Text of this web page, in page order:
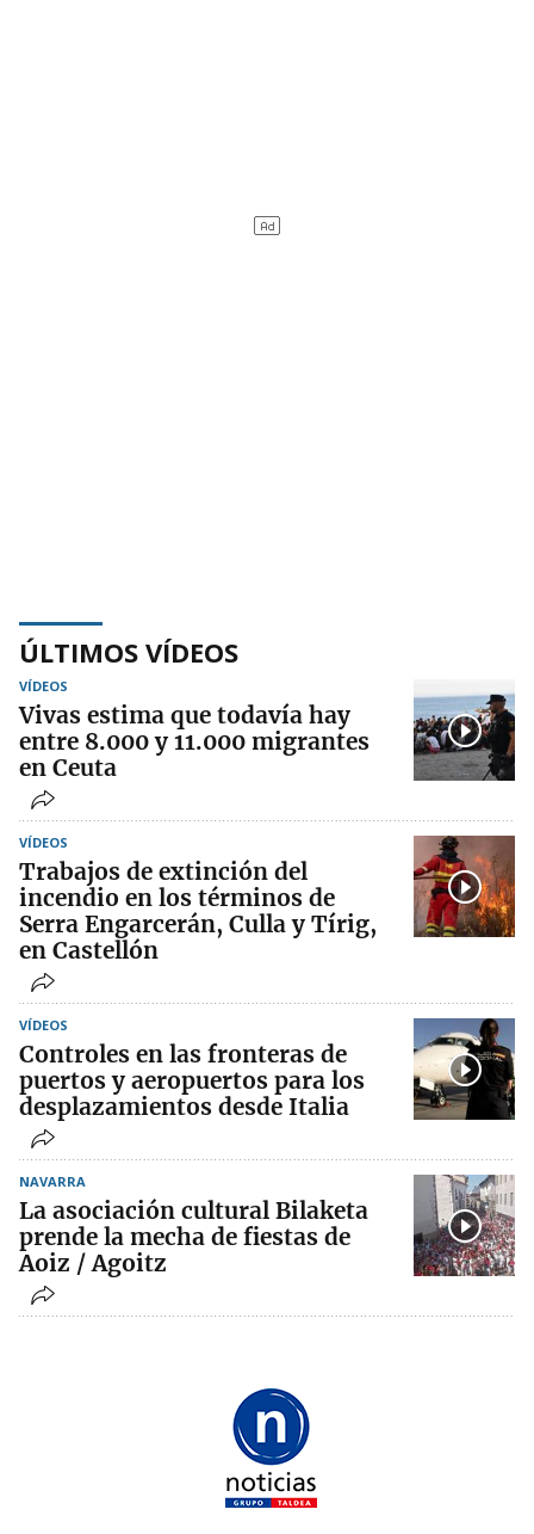
ÚLTIMOS VÍDEOS
VÍDEOS
Vivas estima que todavía hay
entre 8.000 y 11.000 migrantes
en Ceuta
VÍDEOS
Trabajos de extinción del
incendio en los términos de
Serra Engarcerán, Culla y Tírig,
en Castellón
VÍDEOS
Controles en las fronteras de
puertos y aeropuertos para los
desplazamientos desde Italia
NAVARRA
La asociación cultural Bilaketa
prende la mecha de fiestas de
Aoiz / Agoitz